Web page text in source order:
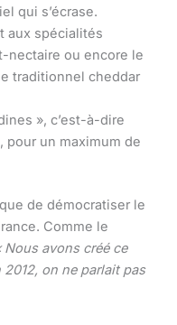
qui s’écrase.
aux spécialités
nectaire ou encore le
traditionnel cheddar
», c’est-à-dire
pour un maximum de
de démocratiser le
Comme le
Nous avons créé ce
on ne parlait pas